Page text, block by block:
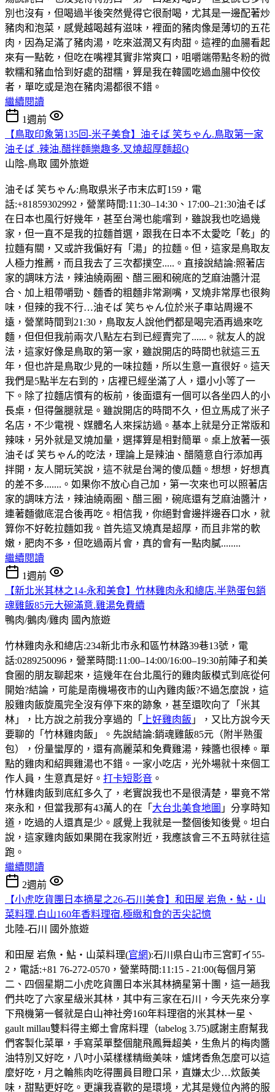
別也沒有，但喝過半後突然覺得它很耐喝，尤其是一邊配著炒
豬肉和泡菜，感覺越喝越有滋味，裡面的豬肉像是薄切的五花
肉，因為足滿了豬肉湯，吃來滋潤又有肉甜。這裡的血腸看起
來有一點乾，但吃在嘴裡其實非常爽口，咀嚼端帶點冬粉的微
軟糯和豬血恰到好處的甜糯，算是我在韓國吃過血腸中佼佼
者，單吃或是泡在豬肉湯都很不錯。
繼續閱讀
1週前
【鳥取印象第135回-米子美食】油そば 笑ちゃん.鳥取第一家
油そば .辣油.醋拌麵樂趣多.叉燒超厚麵超Q
山陰-鳥取 國外旅遊
油そば 笑ちゃん:鳥取県米子市末広町159，電
話:+81859302992，營業時間:11:30–14:30、17:00–21:30油そば
在日本也風行好幾年，甚至台灣也能嚐到，雖說我也吃過幾
家，但一直不是我的拉麵首選，跟我在日本不太愛吃「乾」的
拉麵有關，又或許我偏好有「湯」的拉麵。但，這家是鳥取友
人極力推薦，而且我去了三次都撲空.....。直接說結論:照著店
家的調味方法，辣油繞兩圈、醋三圈和碗底的芝麻油醬汁混
合、加上粗帶嚼勁、麵香的粗麵非常涮嘴，叉燒非常厚也很夠
味，但辣的我不行…油そば 笑ちゃん位於米子車站周邊不
遠，營業時間到21:30，鳥取友人說他們都是喝完酒再過來吃
麵，但但但我前兩次八點左右到已經賣完了......。就友人的說
法，這家好像是鳥取的第一家，雖說開店的時間也就這三五
年，但也許是鳥取少見的一味拉麵，所以生意一直很好。這天
我們是5點半左右到的，店裡已經坐滿了人，還小小等了一
下。除了拉麵店慣有的板前，後面還有一個可以各坐四人的小
長桌，但得盤腿就是。雖說開店的時間不久，但立馬成了米子
名店，不少電視、媒體名人來採訪過。基本上就是分正常版和
辣味，另外就是叉燒加量，選擇算是相對簡單。桌上放著一張
油そば 笑ちゃん的吃法，理論上是辣油、醋隨意自行添加再
拌開，友人開玩笑說，這不就是台灣的傻瓜麵。想想，好想真
的差不多.......。如果你不放心自己加，第一次來也可以照著店
家的調味方法，辣油繞兩圈、醋三圈，碗底還有芝麻油醬汁，
連著麵徹底混合後再吃。相信我，你絕對會邊拌邊吞口水，就
算你不好乾拉麵如我。首先這叉燒真是超厚，而且非常的軟
嫩，肥肉不多，但吃過兩片會，真的會有一點肉膩........
繼續閱讀
1週前
【新北米其林之14-永和美食】竹林雞肉永和總店.半熟蛋包銷
魂雞飯85元大碗滿意.雞湯免費續
鴨肉/鵝肉/雞肉 國內旅遊
竹林雞肉永和總店:234新北市永和區竹林路39巷13號，電
話:0289250096，營業時間:11:00–14:00/16:00–19:30前陣子和美
食圈的朋友聊起來，這幾年在台北風行的雞肉飯模式到底從何
開始?結論，可能是南機場夜市的山內雞肉飯?不過怎麼說，這
股雞肉飯旋風完全沒有停下來的跡象，甚至還吹向了「米其
林」，比方說之前我分享過的「
上好雞肉飯 」，又比方說今天
要聊的「竹林雞肉飯」。先說結論:銷魂雞飯85元（附半熟蛋
包），份量蠻厚的，還有高麗菜和免費雞湯，辣醬也很棒。單
點的雞肉和紹興雞湯也不錯。一家小吃店，光外場就十來個工
作人員，生意真是好。 打卡短影音 。
竹林雞肉飯到底紅多久了，老實說我也不是很清楚，畢竟不常
來永和，但當我那有43萬人的在「 大台北美食地圖 」分享時知
道，吃過的人還真是少。感覺上我就是一整個後知後覺。坦白
說，這家雞肉飯如果開在我家附近，我應該會三不五時就往這
跑。
繼續閱讀
2週前
【小虎吃貨團日本摘星之26-石川美食】和田屋 岩魚・鮎・山
菜料理.白山160年香料理宿.極緻和食的舌尖記憶
北陸-石川
國外旅遊
和田屋 岩魚・鮎・山菜料理(官網):石川県白山市三宮町イ55-
2，電話:+81 76-272-0570，營業時間:11:15 - 21:00(每個月第
二、四個星期二小虎吃貨團日本米其林摘星第十團，這一趟我
們共吃了六家星級米其林，其中有三家在石川，今天先來分享
下飛機第一餐就是白山神社旁160年料理宿的米其林一星、
gault millau雙料得主鄉土會席料理（tabelog 3.75)感謝主廚幫我
們客製化菜單，手寫菜單整個龍飛鳳舞超美，生魚片的梅肉醬
油特別又好吃，八吋小菜樣樣精緻美味，爐烤香魚怎麼可以這
麼好吃，月之輪熊肉吃得團員目瞪口呆，直嫌太少…炊飯美
味，甜點更好吃。更讓我喜歡的是環境，尤其是幾位內將的服